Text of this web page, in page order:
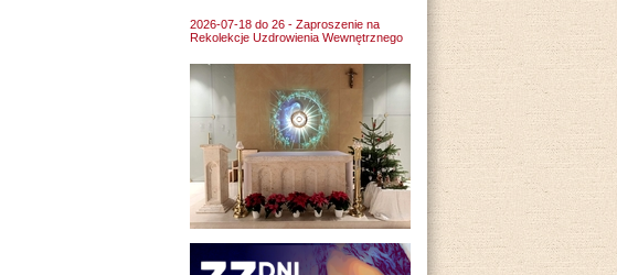
2026-07-18 do 26 - Zaproszenie na
Rekolekcje Uzdrowienia Wewnętrznego